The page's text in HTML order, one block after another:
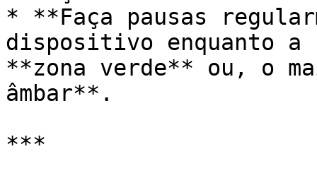
* **Faça pausas
dispositivo enquanto a
**zona verde** ou, o
âmbar**.
***